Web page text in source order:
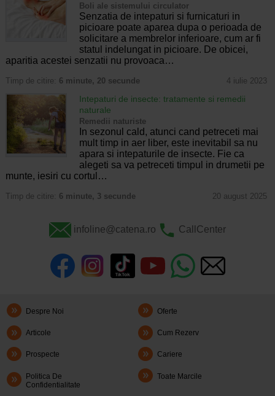
Boli ale sistemului circulator
Senzatia de intepaturi si furnicaturi in
picioare poate aparea dupa o perioada de
solicitare a membrelor inferioare, cum ar fi
statul indelungat in picioare. De obicei,
aparitia acestei senzatii nu provoaca…
Timp de citire: 6 minute, 20 secunde 4 iulie 2023
Intepaturi de insecte: tratamente si remedii
naturale
Remedii naturiste
In sezonul cald, atunci cand petreceti mai
mult timp in aer liber, este inevitabil sa nu
apara si intepaturile de insecte. Fie ca
alegeti sa va petreceti timpul in drumetii pe
munte, iesiri cu cortul…
Timp de citire: 6 minute, 3 secunde 20 august 2025
infoline@catena.ro CallCenter
Despre Noi Oferte
Articole Cum Rezerv
Prospecte Cariere
Politica De
Confidentialitate
Toate Marcile